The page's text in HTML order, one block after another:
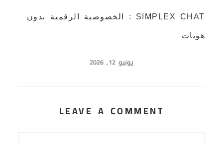
SIMPLEX CHAT : الخصوصية الرقمية بدون
هويات
يونيو 12, 2026
LEAVE A COMMENT